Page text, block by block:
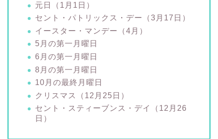
元日（1月1日）
セント・パトリックス・デー（3月17日）
イースター・マンデー（4月）
5月の第一月曜日
6月の第一月曜日
8月の第一月曜日
10月の最終月曜日
クリスマス（12月25日）
セント・スティーブンス・デイ（12月26
日）